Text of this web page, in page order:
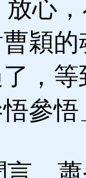
心，
穎
，
參